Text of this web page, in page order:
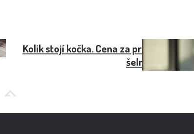
Kolik stojí kočka. Cena za pravidelnou
šelmou